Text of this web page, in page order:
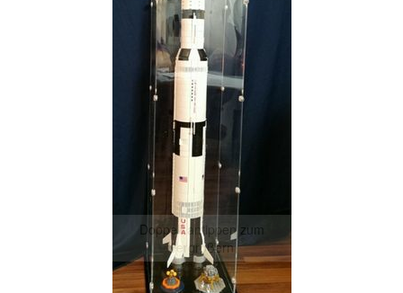
Doppelt antippen zum
vergrößern